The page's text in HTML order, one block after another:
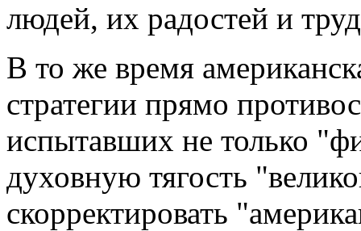
людей, их радостей и
В то же время
стратегии прямо
испытавших не только
духовную тягость
скорректировать